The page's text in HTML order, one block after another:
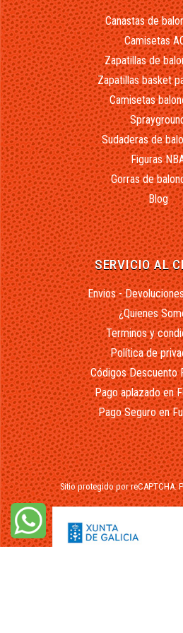
Canastas de
Camisetas
Zapatillas de
Zapatillas basket
Camisetas
Sudaderas de
Figuras
Gorras de
Blog
SERVICIO AL
Envios -
¿Quienes
Terminos y
Política de
Códigos Descuento
Pago aplazado en
Pago Seguro en
Sitio protegido por reCAPTCHA.